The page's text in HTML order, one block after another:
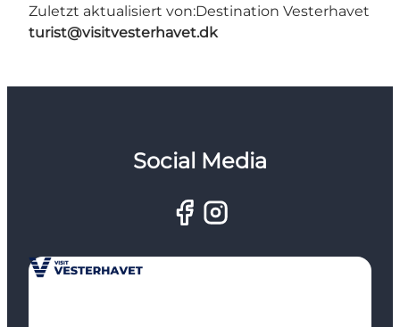
Zuletzt aktualisiert von:Destination Vesterhavet
turist@visitvesterhavet.dk
Social Media